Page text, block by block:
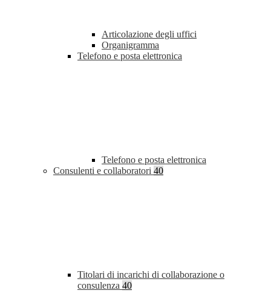
Articolazione degli uffici
Organigramma
Telefono e posta elettronica
Telefono e posta elettronica
Consulenti e collaboratori 40
Titolari di incarichi di collaborazione o
consulenza 40